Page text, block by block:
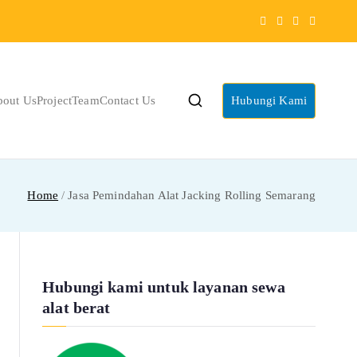
UsProjectTeamContact Us Hubungi Kami
Home Jasa Pemindahan Alat Jacking Rolling Semarang
Hubungi kami untuk layanan sewa
alat berat